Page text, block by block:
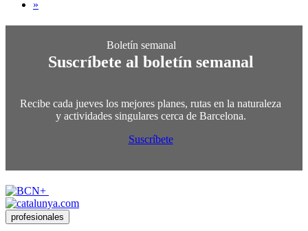
»
Suscríbete al boletín semanal
Recibe cada jueves los mejores planes, rutas en la naturaleza
y actividades singulares cerca de Barcelona.
Suscríbete
profesionales